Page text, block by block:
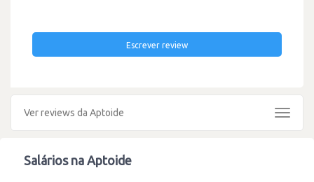
Escrever review
Ver reviews da Aptoide
Toggle
Salários na Aptoide